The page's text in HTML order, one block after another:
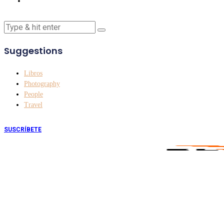
Suggestions
Libros
Photography
People
Travel
SUSCRÍBETE